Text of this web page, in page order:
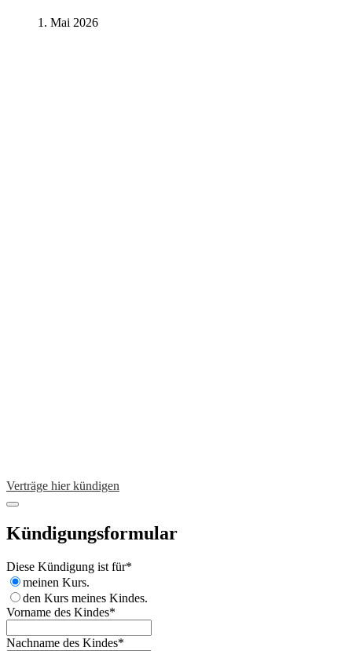
1. Mai 2026
Verträge hier kündigen
Kündigungsformular
Diese Kündigung ist für*
meinen Kurs.
den Kurs meines Kindes.
Vorname des Kindes*
Nachname des Kindes*